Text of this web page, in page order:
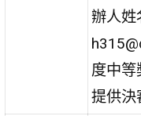
辦人姓
度中等
提供決